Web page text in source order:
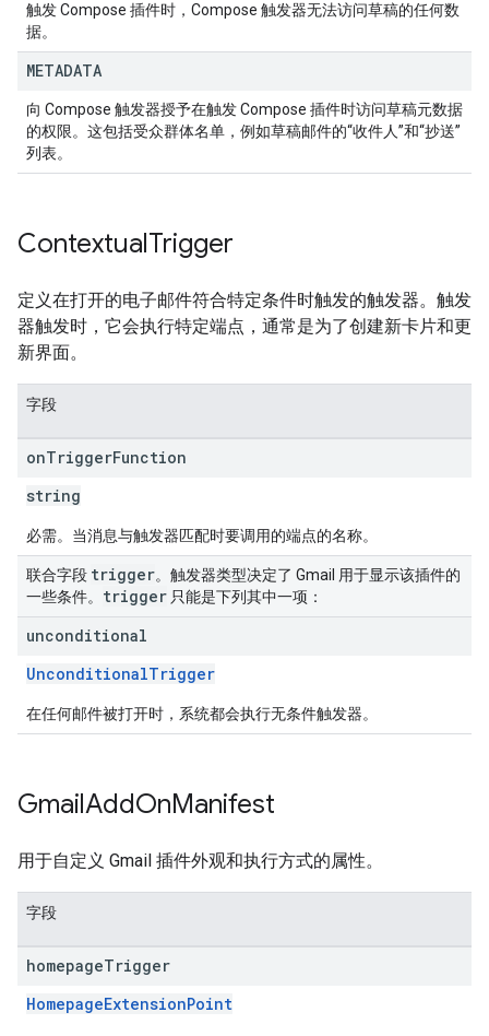
触发 Compose 插件时，Compose 触发器无法访问草稿的任何数
据。
METADATA
向 Compose 触发器授予在触发 Compose 插件时访问草稿元数据
的权限。这包括受众群体名单，例如草稿邮件的“收件人”和“抄送”
列表。
ContextualTrigger
定义在打开的电子邮件符合特定条件时触发的触发器。触发
器触发时，它会执行特定端点，通常是为了创建新卡片和更
新界面。
字段
onTriggerFunction
string
必需。当消息与触发器匹配时要调用的端点的名称。
联合字段 trigger。触发器类型决定了 Gmail 用于显示该插件的
一些条件。 trigger 只能是下列其中一项：
unconditional
UnconditionalTrigger
在任何邮件被打开时，系统都会执行无条件触发器。
GmailAddOnManifest
用于自定义 Gmail 插件外观和执行方式的属性。
字段
homepageTrigger
HomepageExtensionPoint